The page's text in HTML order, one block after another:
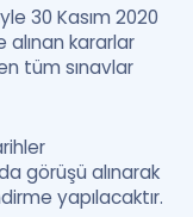
30 Kasım 2020
alınan kararlar
tüm sınavlar
görüşü alınarak
yapılacaktır.